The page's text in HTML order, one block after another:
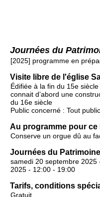
Journées du
[2025] programme en
Visite libre de l'église
Édifiée à la fin du 15e
connait d’abord une
du 16e siècle
Public concerné : Tout public
Au programme pour ce
Conserve un orgue dû au
Journées du
samedi 20 septembre
2025 - 12:00 - 19:00
Tarifs, conditions
Gratuit